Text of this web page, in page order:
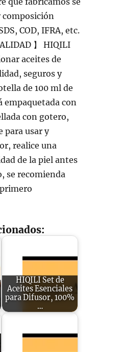
composición
COD, IFRA, etc.
】 HIQILI
aceites de
seguros y
de 100 ml de
empaquetada con
con gotero,
para usar y
realice una
de la piel antes
se recomienda
HIQILI Set de
Aceites Esenciales
para Difusor, 100%
…